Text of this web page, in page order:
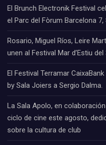
El Brunch Electronik Festival
el Parc del Fòrum Barcelona
Rosario, Miguel Ríos, Leire
unen al Festival Mar d’Estiu
El Festival Terramar
by Sala Joiers a Sergio Dalma.
La Sala Apolo, en
ciclo de cine este agosto,
sobre la cultura de club